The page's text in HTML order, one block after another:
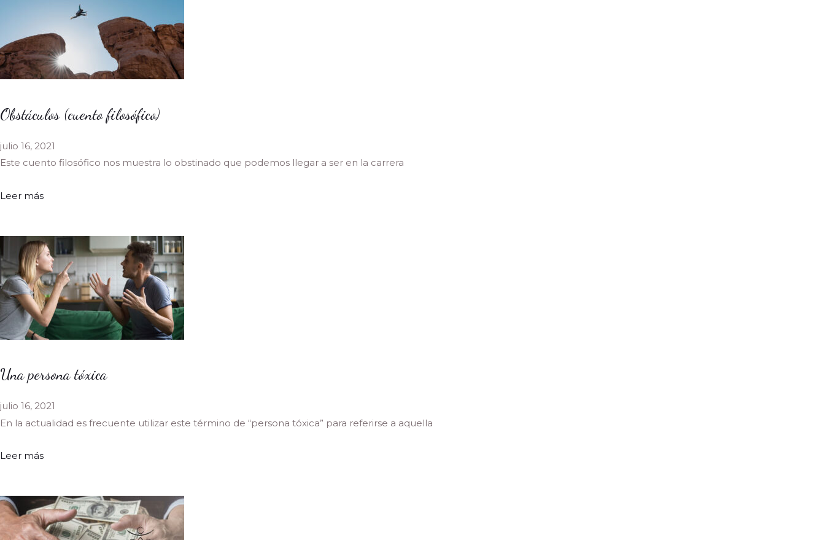
Obstáculos (cuento filosófico)
julio 16, 2021
Este cuento filosófico nos muestra lo obstinado que podemos llegar a ser en la carrera
Leer más
Una persona tóxica
julio 16, 2021
En la actualidad es frecuente utilizar este término de “persona tóxica” para referirse a aquella
Leer más